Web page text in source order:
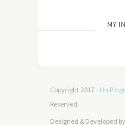
MY
Copyright 2017 - Un
Reserved.
Designed & Developed by